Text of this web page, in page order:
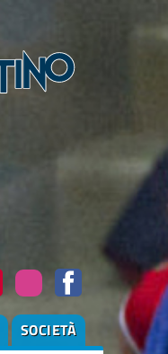
SOCIETÀ